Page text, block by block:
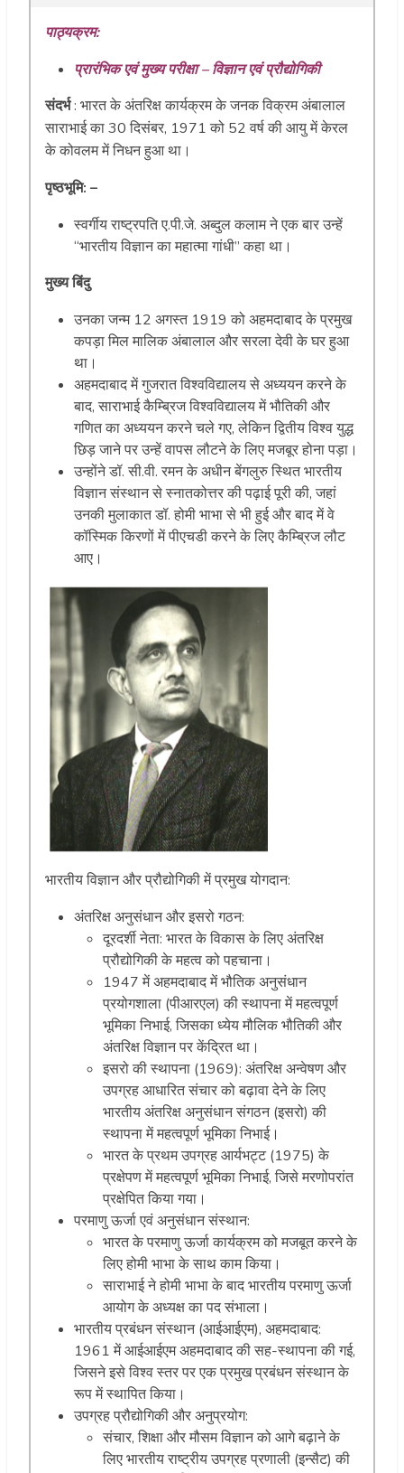
पाठ्यक्रम:
प्रारंभिक एवं मुख्य परीक्षा – विज्ञान एवं प्रौद्योगिकी
संदर्भ: भारत के अंतरिक्ष कार्यक्रम के जनक विक्रम अंबालाल
साराभाई का 30 दिसंबर, 1971 को 52 वर्ष की आयु में केरल
के कोवलम में निधन हुआ था।
पृष्ठभूमि: –
स्वर्गीय राष्ट्रपति ए.पी.जे. अब्दुल कलाम ने एक बार उन्हें
“भारतीय विज्ञान का महात्मा गांधी” कहा था।
मुख्य बिंदु
उनका जन्म 12 अगस्त 1919 को अहमदाबाद के प्रमुख
कपड़ा मिल मालिक अंबालाल और सरला देवी के घर हुआ
था।
अहमदाबाद में गुजरात विश्वविद्यालय से अध्ययन करने के
बाद, साराभाई कैम्ब्रिज विश्वविद्यालय में भौतिकी और
गणित का अध्ययन करने चले गए, लेकिन द्वितीय विश्व युद्ध
छिड़ जाने पर उन्हें वापस लौटने के लिए मजबूर होना पड़ा।
उन्होंने डॉ. सी.वी. रमन के अधीन बेंगलुरु स्थित भारतीय
विज्ञान संस्थान से स्नातकोत्तर की पढ़ाई पूरी की, जहां
उनकी मुलाकात डॉ. होमी भाभा से भी हुई और बाद में वे
कॉस्मिक किरणों में पीएचडी करने के लिए कैम्ब्रिज लौट
आए।
भारतीय विज्ञान और प्रौद्योगिकी में प्रमुख योगदान:
अंतरिक्ष अनुसंधान और इसरो गठन:
दूरदर्शी नेता: भारत के विकास के लिए अंतरिक्ष
प्रौद्योगिकी के महत्व को पहचाना।
1947 में अहमदाबाद में भौतिक अनुसंधान
प्रयोगशाला (पीआरएल) की स्थापना में महत्वपूर्ण
भूमिका निभाई, जिसका ध्येय मौलिक भौतिकी और
अंतरिक्ष विज्ञान पर केंद्रित था।
इसरो की स्थापना (1969): अंतरिक्ष अन्वेषण और
उपग्रह आधारित संचार को बढ़ावा देने के लिए
भारतीय अंतरिक्ष अनुसंधान संगठन (इसरो) की
स्थापना में महत्वपूर्ण भूमिका निभाई।
भारत के प्रथम उपग्रह आर्यभट्ट (1975) के
प्रक्षेपण में महत्वपूर्ण भूमिका निभाई, जिसे मरणोपरांत
प्रक्षेपित किया गया।
परमाणु ऊर्जा एवं अनुसंधान संस्थान:
भारत के परमाणु ऊर्जा कार्यक्रम को मजबूत करने के
लिए होमी भाभा के साथ काम किया।
साराभाई ने होमी भाभा के बाद भारतीय परमाणु ऊर्जा
आयोग के अध्यक्ष का पद संभाला।
भारतीय प्रबंधन संस्थान (आईआईएम), अहमदाबाद:
1961 में आईआईएम अहमदाबाद की सह-स्थापना की गई,
जिसने इसे विश्व स्तर पर एक प्रमुख प्रबंधन संस्थान के
रूप में स्थापित किया।
उपग्रह प्रौद्योगिकी और अनुप्रयोग:
संचार, शिक्षा और मौसम विज्ञान को आगे बढ़ाने के
लिए भारतीय राष्ट्रीय उपग्रह प्रणाली (इन्सैट) की